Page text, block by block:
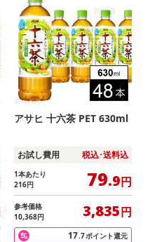
アサヒ 十六茶 PET 630ml
お試し費用 税込･送料込
1本あたり
216円 79.9円
参考価格
10,368円 3,835円
17.7ポイント還元